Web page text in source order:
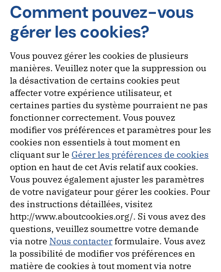
Comment pouvez-vous
gérer les cookies?
Vous pouvez gérer les cookies de plusieurs
manières. Veuillez noter que la suppression ou
la désactivation de certains cookies peut
affecter votre expérience utilisateur, et
certaines parties du système pourraient ne pas
fonctionner correctement. Vous pouvez
modifier vos préférences et paramètres pour les
cookies non essentiels à tout moment en
cliquant sur le Gérer les préférences de cookies
option en haut de cet Avis relatif aux cookies.
Vous pouvez également ajuster les paramètres
de votre navigateur pour gérer les cookies. Pour
des instructions détaillées, visitez
http://www.aboutcookies.org/. Si vous avez des
questions, veuillez soumettre votre demande
via notre Nous contacterformulaire. Vous avez
la possibilité de modifier vos préférences en
matière de cookies à tout moment via notre